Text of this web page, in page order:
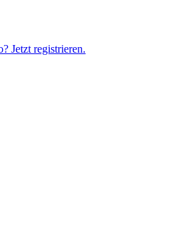
Jetzt registrieren.